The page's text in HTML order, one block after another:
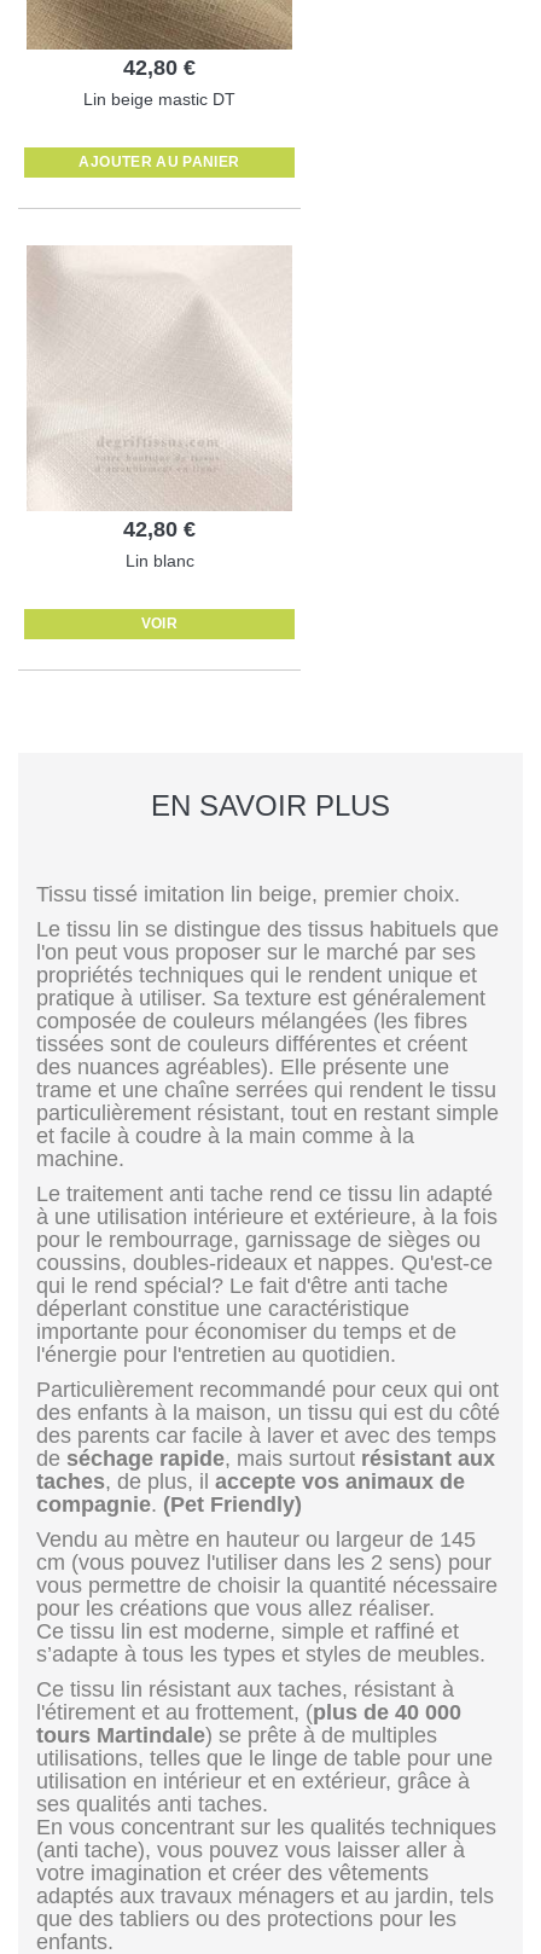
42,80 €
Lin beige mastic DT
AJOUTER AU PANIER
42,80 €
Lin blanc
VOIR
EN SAVOIR PLUS
Tissu tissé imitation lin beige, premier choix.
Le tissu lin se distingue des tissus habituels que
l'on peut vous proposer sur le marché par ses
propriétés techniques qui le rendent unique et
pratique à utiliser. Sa texture est généralement
composée de couleurs mélangées (les fibres
tissées sont de couleurs différentes et créent
des nuances agréables). Elle présente une
trame et une chaîne serrées qui rendent le tissu
particulièrement résistant, tout en restant simple
et facile à coudre à la main comme à la
machine.
Le traitement anti tache rend ce tissu lin adapté
à une utilisation intérieure et extérieure, à la fois
pour le rembourrage, garnissage de sièges ou
coussins, doubles-rideaux et nappes. Qu'est-ce
qui le rend spécial? Le fait d'être anti tache
déperlant constitue une caractéristique
importante pour économiser du temps et de
l'énergie pour l'entretien au quotidien.
Particulièrement recommandé pour ceux qui ont
des enfants à la maison, un tissu qui est du côté
des parents car facile à laver et avec des temps
de séchage rapide, mais surtout résistant aux
taches, de plus, il accepte vos animaux de
compagnie. (Pet Friendly)
Vendu au mètre en hauteur ou largeur de 145
cm (vous pouvez l'utiliser dans les 2 sens) pour
vous permettre de choisir la quantité nécessaire
pour les créations que vous allez réaliser.
Ce tissu lin est moderne, simple et raffiné et
s’adapte à tous les types et styles de meubles.
Ce tissu lin résistant aux taches, résistant à
l'étirement et au frottement, (plus de 40 000
tours Martindale) se prête à de multiples
utilisations, telles que le linge de table pour une
utilisation en intérieur et en extérieur, grâce à
ses qualités anti taches.
En vous concentrant sur les qualités techniques
(anti tache), vous pouvez vous laisser aller à
votre imagination et créer des vêtements
adaptés aux travaux ménagers et au jardin, tels
que des tabliers ou des protections pour les
enfants.